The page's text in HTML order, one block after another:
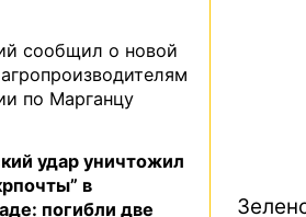
сообщил о новой
по Марганцу
удар уничтожил
в
погибли две